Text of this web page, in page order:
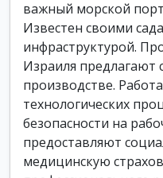
важный морской
Известен своими
инфраструктурой.
Израиля предлагают
производстве.
технологических
безопасности на
предоставляют
медицинскую